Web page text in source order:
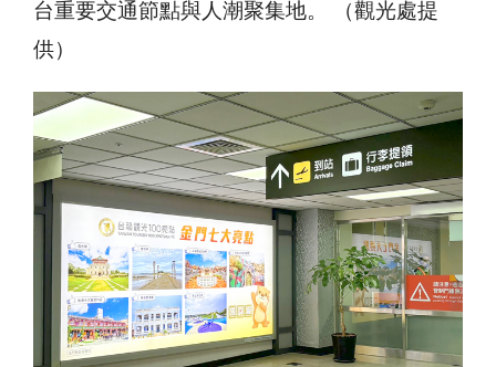
台重要交通節點與人潮聚集地。 （觀光處提
供）